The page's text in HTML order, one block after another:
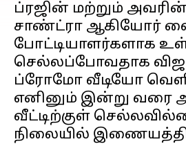
ப்ரஜின் மற்றும்
சாண்ட்ரா ஆகியோர்
போட்டியாளர்களாக
செல்லப்போவதாக விஜய்
ப்ரோமோ வீடியோ
எனினும் இன்று வரை
வீட்டிற்குள்
நிலையில்